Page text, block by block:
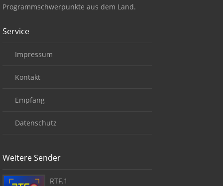
Programmschwerpunkte aus dem Land.
Service
Impressum
Kontakt
Empfang
Datenschutz
Weitere Sender
RTF.1